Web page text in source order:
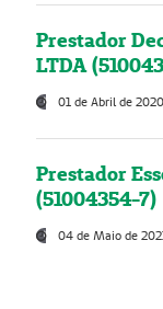
Prestador
LTDA
01 de Abril de 2020
Prestador
(51004354-7)
04 de Maio de